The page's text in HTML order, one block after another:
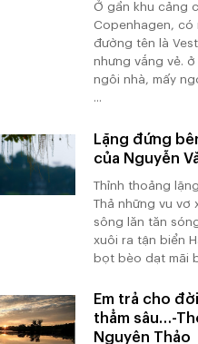
Ở gần khu cảng
Copenhagen, có
đường tên là
nhưng vắng vẻ.
ngôi nhà, mấy
...
Lặng đứng
của Nguyễn
Thỉnh thoảng
Thả những vu vơ
sông lăn tăn
xuôi ra tận biển
bọt bèo dạt mãi
Em trả cho
thẳm sâu…-
Nguyên Thảo